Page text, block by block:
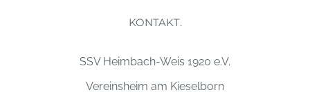
KONTAKT.
SSV Heimbach-Weis 1920 e.V.
Vereinsheim am Kieselborn